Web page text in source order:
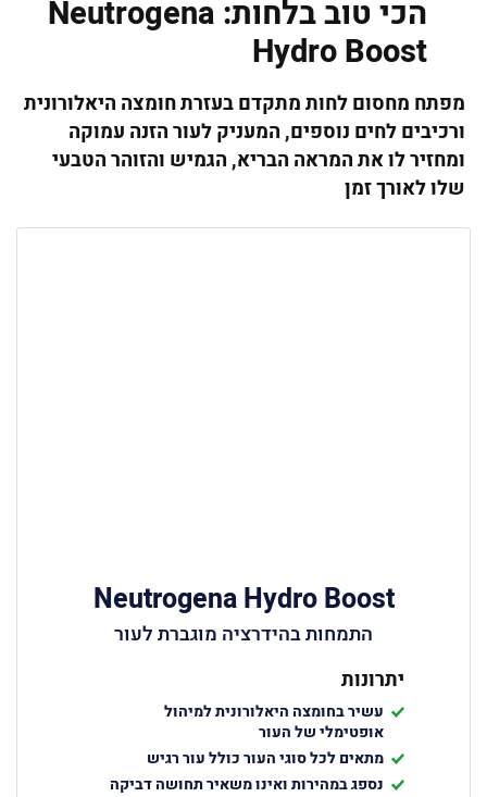
הכי טוב בלחות: Neutrogena
Hydro Boost
מפתח מחסום לחות מתקדם בעזרת חומצה היאלורונית
ורכיבים לחים נוספים, המעניק לעור הזנה עמוקה
ומחזיר לו את המראה הבריא, הגמיש והזוהר הטבעי
שלו לאורך זמן
Neutrogena Hydro Boost
התמחות בהידרציה מוגברת לעור
יתרונות
עשיר בחומצה היאלורונית למיהול
אופטימלי של העור
מתאים לכל סוגי העור כולל עור רגיש
נספג במהירות ואינו משאיר תחושה דביקה